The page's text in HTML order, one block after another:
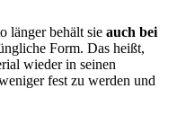
länger behält sie auch bei
Form. Das heißt,
wieder in seinen
fest zu werden und